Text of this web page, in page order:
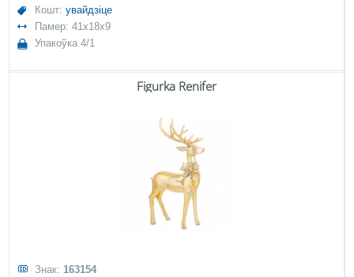
Кошт:увайдзіце
Памер: 41x18x9
Упакоўка 4/1
Figurka Renifer
Знак: 163154